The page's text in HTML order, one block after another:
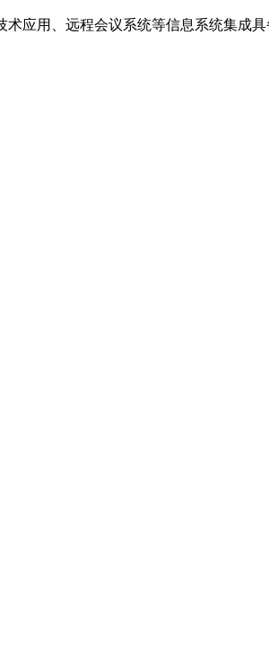
应用、远程会议系统等信息系统集成具